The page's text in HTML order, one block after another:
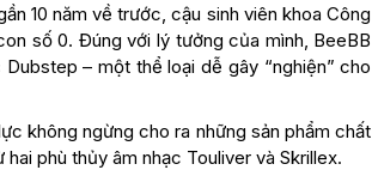
10 năm về trước, cậu sinh viên khoa Công
số 0. Đúng với lý tưởng của mình, BeeBB
– một thể loại dễ gây “nghiện” cho
không ngừng cho ra những sản phẩm chất
phù thủy âm nhạc Touliver và Skrillex.